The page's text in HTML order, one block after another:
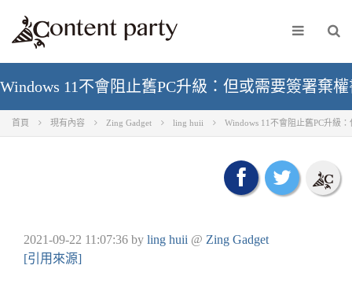
Windows 11不會阻止舊PC升級：但或需要簽署棄
首頁 現有內容 Zing Gadget ling huii Windows 11不會阻止舊PC升級
2021-09-22 11:07:36 by ling huii @ Zing Gadget
[引用來源]